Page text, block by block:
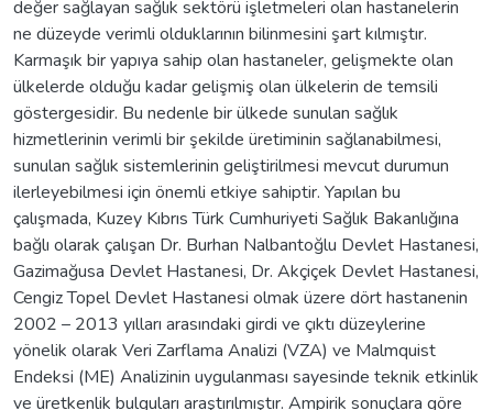
değer sağlayan sağlık sektörü işletmeleri olan hastanelerin
ne düzeyde verimli olduklarının bilinmesini şart kılmıştır.
Karmaşık bir yapıya sahip olan hastaneler, gelişmekte olan
ülkelerde olduğu kadar gelişmiş olan ülkelerin de temsili
göstergesidir. Bu nedenle bir ülkede sunulan sağlık
hizmetlerinin verimli bir şekilde üretiminin sağlanabilmesi,
sunulan sağlık sistemlerinin geliştirilmesi mevcut durumun
ilerleyebilmesi için önemli etkiye sahiptir. Yapılan bu
çalışmada, Kuzey Kıbrıs Türk Cumhuriyeti Sağlık Bakanlığına
bağlı olarak çalışan Dr. Burhan Nalbantoğlu Devlet Hastanesi,
Gazimağusa Devlet Hastanesi, Dr. Akçiçek Devlet Hastanesi,
Cengiz Topel Devlet Hastanesi olmak üzere dört hastanenin
2002 – 2013 yılları arasındaki girdi ve çıktı düzeylerine
yönelik olarak Veri Zarflama Analizi (VZA) ve Malmquist
Endeksi (ME) Analizinin uygulanması sayesinde teknik etkinlik
ve üretkenlik bulguları araştırılmıştır. Ampirik sonuçlara göre